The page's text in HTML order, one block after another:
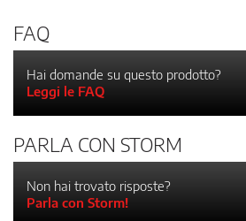
FAQ
Hai domande su questo prodotto?
Leggi le FAQ
PARLA CON STORM
Non hai trovato risposte?
Parla con Storm!